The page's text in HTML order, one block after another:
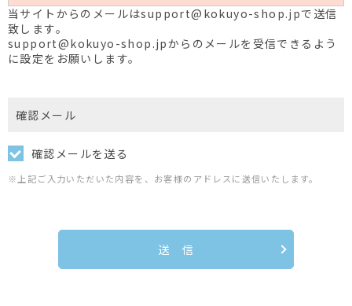
当サイトからのメールはsupport@kokuyo-shop.jpで送信
致します。
support@kokuyo-shop.jpからのメールを受信できるよう
に設定をお願いします。
確認メール
確認メールを送る
※上記ご入力いただいた内容を、お客様のアドレスに送信いたします。
送 信